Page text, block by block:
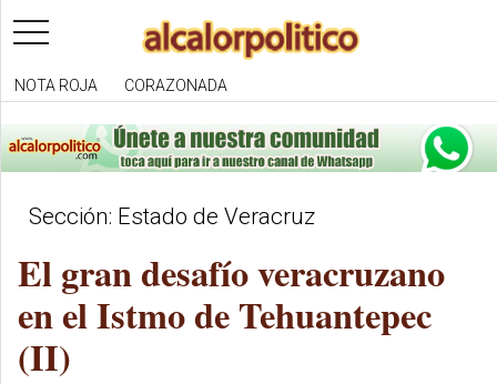
toggle
navigation
NOTA ROJA CORAZONADA
Sección: Estado de Veracruz
El gran desafío veracruzano
en el Istmo de Tehuantepec
(II)